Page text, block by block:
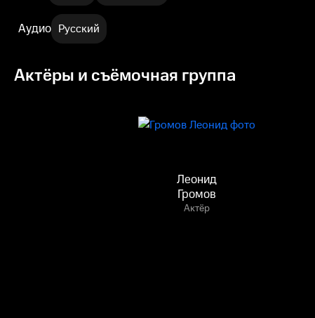
Аудио Русский
Актёры и съёмочная группа
Леонид
Громов
Актёр